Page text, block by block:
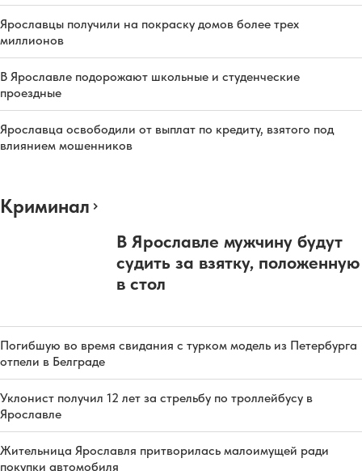
Ярославцы получили на покраску домов более трех
миллионов
В Ярославле подорожают школьные и студенческие
проездные
Ярославца освободили от выплат по кредиту, взятого под
влиянием мошенников
Криминал
В Ярославле мужчину будут
судить за взятку, положенную
в стол
Погибшую во время свидания с турком модель из Петербурга
отпели в Белграде
Уклонист получил 12 лет за стрельбу по троллейбусу в
Ярославле
Жительница Ярославля притворилась малоимущей ради
покупки автомобиля